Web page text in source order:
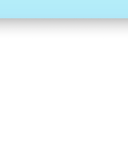
del Registro de